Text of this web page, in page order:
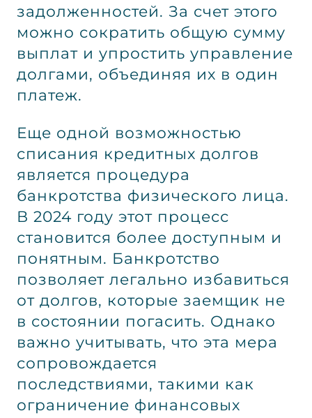
задолженностей. За счет этого
можно сократить общую сумму
выплат и упростить управление
долгами, объединяя их в один
платеж.
Еще одной возможностью
списания кредитных долгов
является процедура
банкротства физического лица.
В 2024 году этот процесс
становится более доступным и
понятным. Банкротство
позволяет легально избавиться
от долгов, которые заемщик не
в состоянии погасить. Однако
важно учитывать, что эта мера
сопровождается
последствиями, такими как
ограничение финансовых